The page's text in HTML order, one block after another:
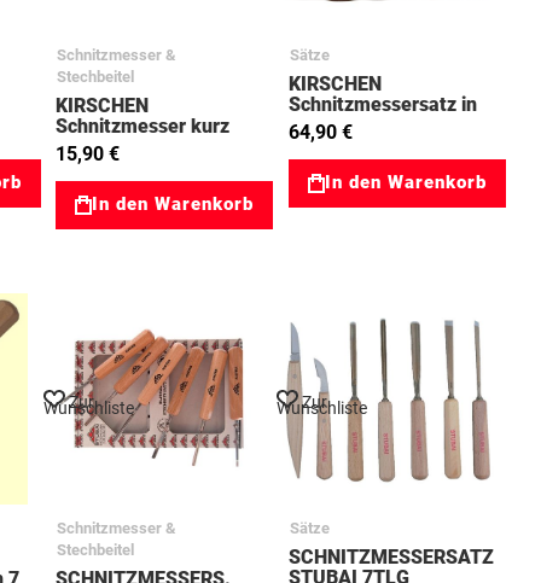
Schnitzmesser &
Stechbeitel
KIRSCHEN
Schnitzmesser kurz
schräg 47003351
15,90 €
In den Warenkorb
Sätze
KIRSCHEN
Schnitzmessersatz in
Velourtasche 3-tlg
47003307
64,90 €
In den Warenkorb
7
Zur
Wunschliste
Schnitzmesser &
Stechbeitel
SCHNITZMESSERS.
Zur
Wunschliste
Sätze
SCHNITZMESSERSATZ
STUBAI 7TLG